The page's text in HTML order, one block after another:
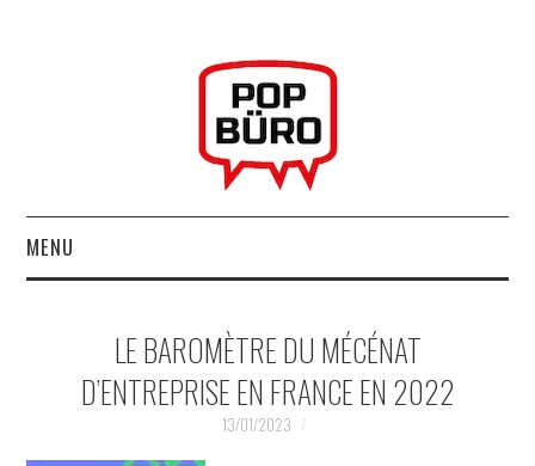
MENU
MUSIQUESACTUELLES.NET
LE BAROMÈTRE DU MÉCÉNAT
D’ENTREPRISE EN FRANCE EN 2022
13/01/2023